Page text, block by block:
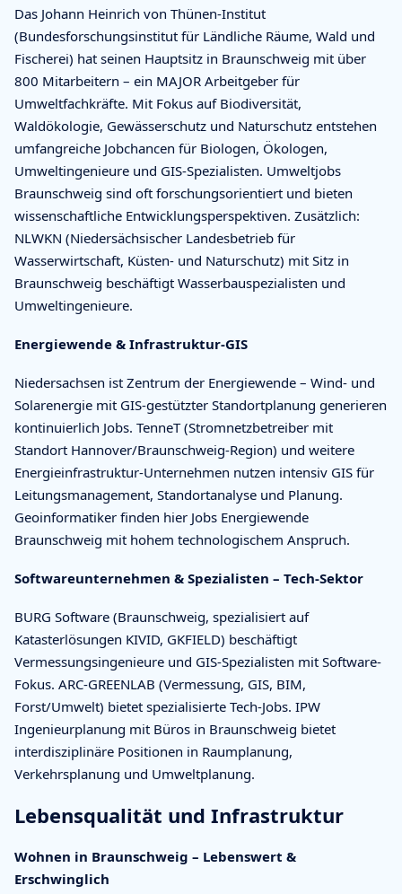
Das Johann Heinrich von Thünen-Institut
(Bundesforschungsinstitut für Ländliche Räume, Wald und
Fischerei) hat seinen Hauptsitz in Braunschweig mit über
800 Mitarbeitern – ein MAJOR Arbeitgeber für
Umweltfachkräfte. Mit Fokus auf Biodiversität,
Waldökologie, Gewässerschutz und Naturschutz entstehen
umfangreiche Jobchancen für Biologen, Ökologen,
Umweltingenieure und GIS-Spezialisten. Umweltjobs
Braunschweig sind oft forschungsorientiert und bieten
wissenschaftliche Entwicklungsperspektiven. Zusätzlich:
NLWKN (Niedersächsischer Landesbetrieb für
Wasserwirtschaft, Küsten- und Naturschutz) mit Sitz in
Braunschweig beschäftigt Wasserbauspezialisten und
Umweltingenieure.
Energiewende & Infrastruktur-GIS
Niedersachsen ist Zentrum der Energiewende – Wind- und
Solarenergie mit GIS-gestützter Standortplanung generieren
kontinuierlich Jobs. TenneT (Stromnetzbetreiber mit
Standort Hannover/Braunschweig-Region) und weitere
Energieinfrastruktur-Unternehmen nutzen intensiv GIS für
Leitungsmanagement, Standortanalyse und Planung.
Geoinformatiker finden hier Jobs Energiewende
Braunschweig mit hohem technologischem Anspruch.
Softwareunternehmen & Spezialisten – Tech-Sektor
BURG Software (Braunschweig, spezialisiert auf
Katasterlösungen KIVID, GKFIELD) beschäftigt
Vermessungsingenieure und GIS-Spezialisten mit Software-
Fokus. ARC-GREENLAB (Vermessung, GIS, BIM,
Forst/Umwelt) bietet spezialisierte Tech-Jobs. IPW
Ingenieurplanung mit Büros in Braunschweig bietet
interdisziplinäre Positionen in Raumplanung,
Verkehrsplanung und Umweltplanung.
Lebensqualität und Infrastruktur
Wohnen in Braunschweig – Lebenswert &
Erschwinglich